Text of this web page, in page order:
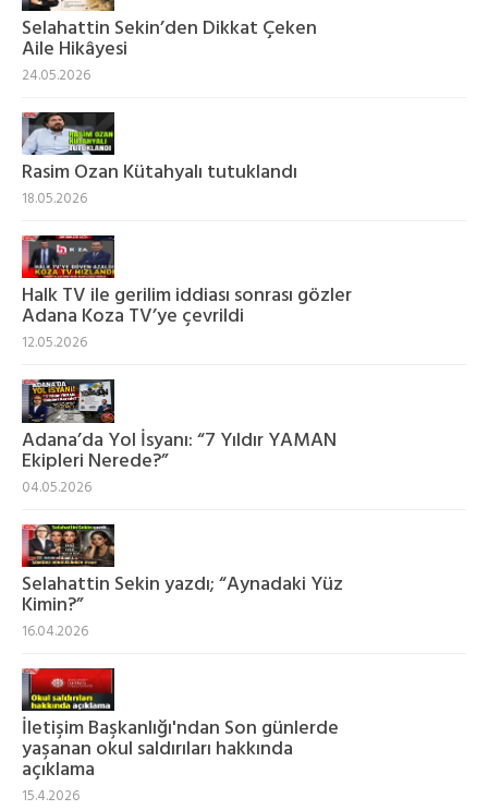
Selahattin Sekin’den Dikkat Çeken
Aile Hikâyesi
24.05.2026
Rasim Ozan Kütahyalı tutuklandı
18.05.2026
Halk TV ile gerilim iddiası sonrası gözler
Adana Koza TV’ye çevrildi
12.05.2026
Adana’da Yol İsyanı: “7 Yıldır YAMAN
Ekipleri Nerede?”
04.05.2026
Selahattin Sekin yazdı; “Aynadaki Yüz
Kimin?”
16.04.2026
İletişim Başkanlığı'ndan Son günlerde
yaşanan okul saldırıları hakkında
açıklama
15.4.2026